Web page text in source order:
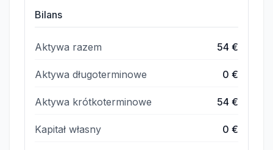
Bilans
Aktywa razem 54 €
Aktywa długoterminowe 0 €
Aktywa krótkoterminowe 54 €
Kapitał własny 0 €